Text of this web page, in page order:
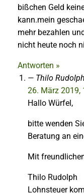
bißchen Geld
kann.mein
mehr bezahlen
nicht heute noch
Antworten »
Thilo Rudolph
26. März 2019,
Hallo Würfel,
bitte wenden
Beratung an
Mit
Thilo Rudolph
Lohnsteuer